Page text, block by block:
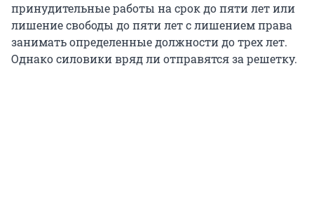
принудительные работы на срок до пяти лет или
лишение свободы до пяти лет с лишением права
занимать определенные должности до трех лет.
Однако силовики вряд ли отправятся за решетку.